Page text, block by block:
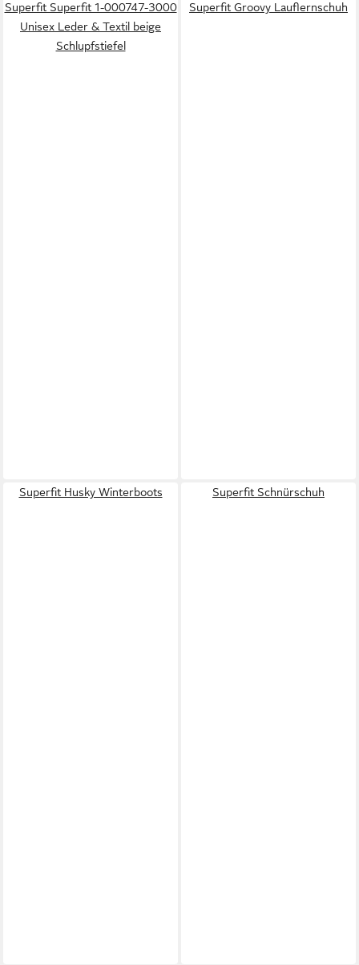
Superfit Superfit 1-000747-3000
Unisex Leder & Textil beige
Schlupfstiefel
Superfit Groovy Lauflernschuh
Superfit Husky Winterboots Superfit Schnürschuh